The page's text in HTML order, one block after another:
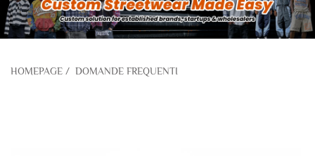
HOMEPAGE / DOMANDE FREQUENTI